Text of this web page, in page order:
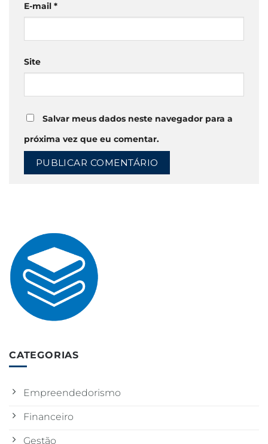
E-mail *
Site
Salvar meus dados neste navegador para a
próxima vez que eu comentar.
CATEGORIAS
Empreendedorismo
Financeiro
Gestão